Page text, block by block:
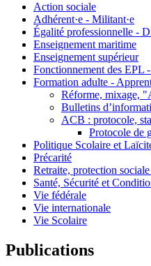
Action sociale
Adhérent·e - Militant·e
Égalité professionnelle -
Enseignement maritime
Enseignement supérieur
Fonctionnement des EPL
Formation adulte -
Réforme, mixage,
Bulletins
ACB : protocole,
Protocole de
Politique Scolaire et
Précarité
Retraite, protection
Santé, Sécurité et
Vie fédérale
Vie internationale
Vie Scolaire
Publications